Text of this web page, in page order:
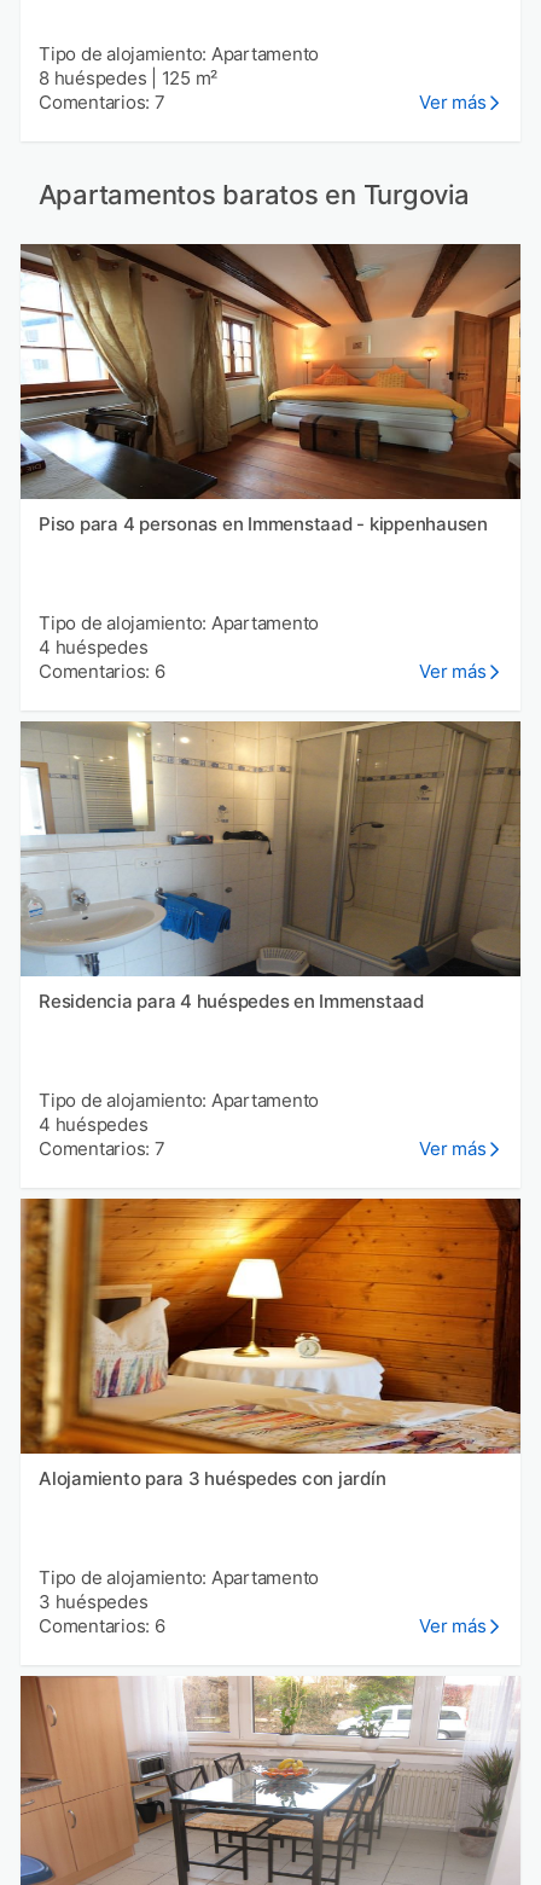
Tipo de alojamiento: Apartamento
8 huéspedes
125 m²
Comentarios: 7
Ver más
Apartamentos baratos en Turgovia
Piso para 4 personas en Immenstaad - kippenhausen
Tipo de alojamiento: Apartamento
4 huéspedes
Comentarios: 6
Ver más
Residencia para 4 huéspedes en Immenstaad
Tipo de alojamiento: Apartamento
4 huéspedes
Comentarios: 7
Ver más
Alojamiento para 3 huéspedes con jardín
Tipo de alojamiento: Apartamento
3 huéspedes
Comentarios: 6
Ver más